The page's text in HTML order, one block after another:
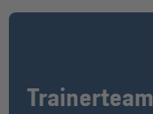
Trainerteam